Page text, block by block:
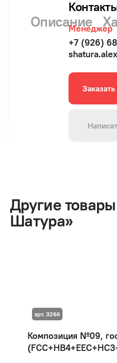
Описание
Менеджер
+7 (926)
Другие
Шатура»
Композиция №09,
арт. 3266